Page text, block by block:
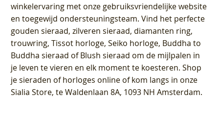
winkelervaring met onze gebruiksvriendelijke website
en toegewijd ondersteuningsteam. Vind het perfecte
gouden sieraad, zilveren sieraad, diamanten ring,
trouwring, Tissot horloge, Seiko horloge, Buddha to
Buddha sieraad of Blush sieraad om de mijlpalen in
je leven te vieren en elk moment te koesteren. Shop
je sieraden of horloges online of kom langs in onze
Sialia Store, te Waldenlaan 8A, 1093 NH Amsterdam.